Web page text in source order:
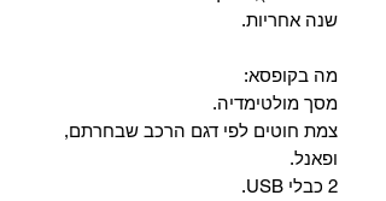
שנה אחריות.
מה בקופסא:
מסך מולטימדיה.
צמת חוטים לפי דגם הרכב שבחרתם,
ופאנל.
2 כבלי USB.